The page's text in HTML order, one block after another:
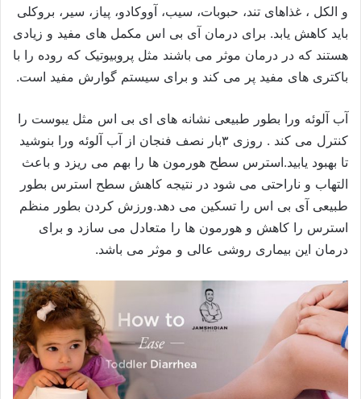
و الکل ، غذاهای تند، حبوبات، سیب، آووکادو، پیاز، سیر، بروکلی
باید کاهش یابد. برای درمان آی بی اس مکمل های مفید و زیادی
هستند که در درمان موثر می باشند مثل پروبیوتیک که روده را با
باکتری های مفید پر می کند و برای سیستم گوارش مفید است.
آب آلوئه ورا بطور طبیعی نشانه های ای بی اس مثل یبوست را
کنترل می کند . روزی ۳بار نصف فنجان از آب آلوئه ورا بنوشید
تا بهبود یابید.استرس سطح هورمون ها را بهم می ریزد و باعث
التهاب و ناراحتی می شود در نتیجه کاهش سطح استرس بطور
طبیعی آی بی اس را تسکین می دهد.ورزش کردن بطور منظم
استرس را کاهش و هورمون ها را متعادل می سازد و برای
درمان این بیماری روشی عالی و موثر می باشد.